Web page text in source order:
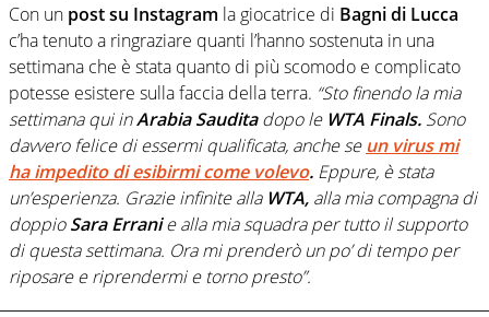
Con un post su Instagram la giocatrice di Bagni di Lucca
c’ha tenuto a ringraziare quanti l’hanno sostenuta in una
settimana che è stata quanto di più scomodo e complicato
potesse esistere sulla faccia della terra. “Sto finendo la mia
settimana qui inArabia Sauditadopo le WTA Finals. Sono
davvero felice di essermi qualificata, anche se un virus mi
ha impedito di esibirmi come volevo. Eppure, è stata
un’esperienza. Grazie infinite alla WTA, alla mia compagna di
doppioSara Erranie alla mia squadra per tutto il supporto
di questa settimana. Ora mi prenderò un po’ di tempo per
riposare e riprendermi e torno presto”.